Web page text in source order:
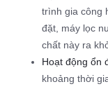
trình gia công
đặt, máy lọc
chất này ra
Hoạt động ổn
khoảng thời